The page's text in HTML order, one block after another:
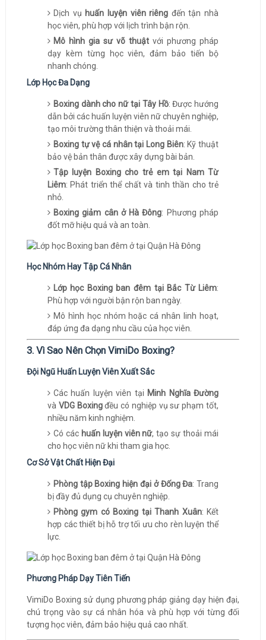
Dịch vụ huấn luyện viên riêng đến tận nhà
học viên, phù hợp với lịch trình bận rộn.
Mô hình gia sư võ thuật với phương pháp
dạy kèm từng học viên, đảm bảo tiến bộ
nhanh chóng.
Lớp Học Đa Dạng
Boxing dành cho nữ tại Tây Hồ: Được hướng
dẫn bởi các huấn luyện viên nữ chuyên nghiệp,
tạo môi trường thân thiện và thoải mái.
Boxing tự vệ cá nhân tại Long Biên: Kỹ thuật
bảo vệ bản thân được xây dựng bài bản.
Tập luyện Boxing cho trẻ em tại Nam Từ
Liêm: Phát triển thể chất và tinh thần cho trẻ
nhỏ.
Boxing giảm cân ở Hà Đông: Phương pháp
đốt mỡ hiệu quả và an toàn.
Học Nhóm Hay Tập Cá Nhân
Lớp học Boxing ban đêm tại Bắc Từ Liêm:
Phù hợp với người bận rộn ban ngày.
Mô hình học nhóm hoặc cá nhân linh hoạt,
đáp ứng đa dạng nhu cầu của học viên.
3. Vì Sao Nên Chọn VimiDo Boxing?
Đội Ngũ Huấn Luyện Viên Xuất Sắc
Các huấn luyện viên tại Minh Nghĩa Đường
và VDG Boxingđều có nghiệp vụ sư phạm tốt,
nhiều năm kinh nghiệm.
Có các huấn luyện viên nữ, tạo sự thoải mái
cho học viên nữ khi tham gia học.
Cơ Sở Vật Chất Hiện Đại
Phòng tập Boxing hiện đại ở Đống Đa: Trang
bị đầy đủ dụng cụ chuyên nghiệp.
Phòng gym có Boxing tại Thanh Xuân: Kết
hợp các thiết bị hỗ trợ tối ưu cho rèn luyện thể
lực.
Phương Pháp Dạy Tiên Tiến
VimiDo Boxing sử dụng phương pháp giảng dạy hiện đại,
chú trọng vào sự cá nhân hóa và phù hợp với từng đối
tượng học viên, đảm bảo hiệu quả cao nhất.